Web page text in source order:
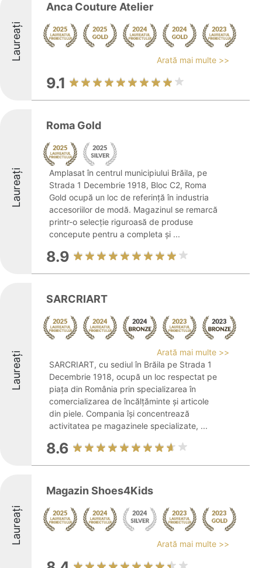
Laureați
Anca Couture Atelier
Arată mai multe >>
9.1
Laureați
Roma Gold
Amplasat în centrul municipiului Brăila, pe
Strada 1 Decembrie 1918, Bloc C2, Roma
Gold ocupă un loc de referință în industria
accesoriilor de modă. Magazinul se remarcă
printr-o selecție riguroasă de produse
concepute pentru a completa și ...
8.9
Laureați
SARCRIART
Arată mai multe >>
SARCRIART, cu sediul în Brăila pe Strada 1
Decembrie 1918, ocupă un loc respectat pe
piața din România prin specializarea în
comercializarea de încălțăminte și articole
din piele. Compania își concentrează
activitatea pe magazinele specializate, ...
8.6
Laureați
Magazin Shoes4Kids
Arată mai multe >>